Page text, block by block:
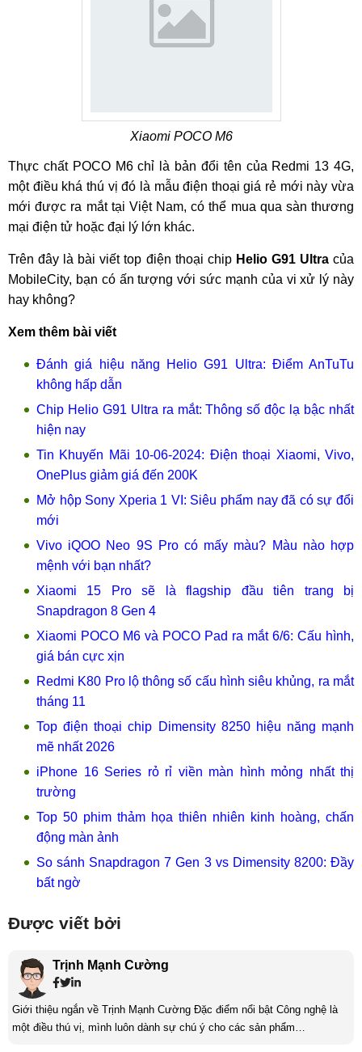
Xiaomi POCO M6
Thực chất POCO M6 chỉ là bản đổi tên của Redmi 13 4G,
một điều khá thú vị đó là mẫu điện thoại giá rẻ mới này vừa
mới được ra mắt tại Việt Nam, có thể mua qua sàn thương
mại điện tử hoặc đại lý lớn khác.
Trên đây là bài viết top điện thoại chip Helio G91 Ultracủa
MobileCity, bạn có ấn tượng với sức mạnh của vi xử lý này
hay không?
Xem thêm bài viết
Đánh giá hiệu năng Helio G91 Ultra: Điểm AnTuTu
không hấp dẫn
Chip Helio G91 Ultra ra mắt: Thông số độc lạ bậc nhất
hiện nay
Tin Khuyến Mãi 10-06-2024: Điện thoại Xiaomi, Vivo,
OnePlus giảm giá đến 200K
Mở hộp Sony Xperia 1 VI: Siêu phẩm nay đã có sự đổi
mới
Vivo iQOO Neo 9S Pro có mấy màu? Màu nào hợp
mệnh với bạn nhất?
Xiaomi 15 Pro sẽ là flagship đầu tiên trang bị
Snapdragon 8 Gen 4
Xiaomi POCO M6 và POCO Pad ra mắt 6/6: Cấu hình,
giá bán cực xịn
Redmi K80 Pro lộ thông số cấu hình siêu khủng, ra mắt
tháng 11
Top điện thoại chip Dimensity 8250 hiệu năng mạnh
mẽ nhất 2026
iPhone 16 Series rỏ rỉ viền màn hình mỏng nhất thị
trường
Top 50 phim thảm họa thiên nhiên kinh hoàng, chấn
động màn ảnh
So sánh Snapdragon 7 Gen 3 vs Dimensity 8200: Đầy
bất ngờ
Được viết bởi
Trịnh Mạnh Cường
Giới thiệu ngắn về Trịnh Mạnh Cường Đặc điểm nổi bật Công nghệ là
một điều thú vị, mình luôn dành sự chú ý cho các sản phẩm